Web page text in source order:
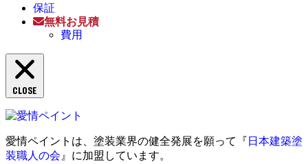
保証
無料お見積
費用
CLOSE
愛情ペイントは、塗装業界の健全発展を願って『 日本建築塗
装職人の会 』に加盟しています。